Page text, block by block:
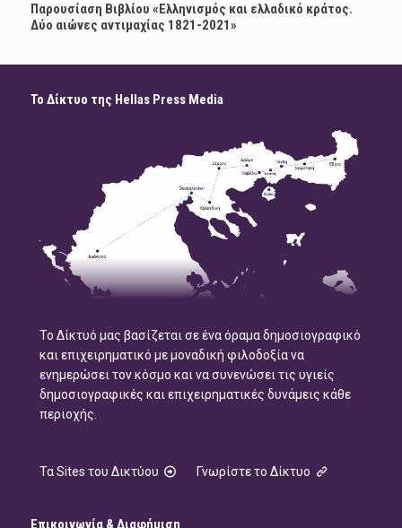
Παρουσίαση Βιβλίου «Ελληνισμός και ελλαδικό κράτος.
Δύο αιώνες αντιμαχίας 1821-2021»
Το Δίκτυο της Hellas Press Media
Το Δίκτυό μας βασίζεται σε ένα όραμα δημοσιογραφικό
και επιχειρηματικό με μοναδική φιλοδοξία να
ενημερώσει τον κόσμο και να συνενώσει τις υγιείς
δημοσιογραφικές και επιχειρηματικές δυνάμεις κάθε
περιοχής.
Τα Sites του Δικτύου Γνωρίστε το Δίκτυο
Επικοινωνία & Διαφήμιση